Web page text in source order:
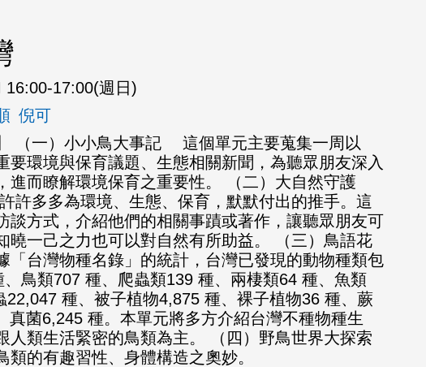
16:00-17:00(週日)
倪可
（一）小小鳥大事記 這個單元主要蒐集一周以
要環境與保育議題、生態相關新聞，為聽眾朋友深入
進而瞭解環境保育之重要性。 （二）大自然守護
多多為環境、生態、保育，默默付出的推手。這
談方式，介紹他們的相關事蹟或著作，讓聽眾朋友可
曉一己之力也可以對自然有所助益。 （三）鳥語花
「台灣物種名錄」的統計，台灣已發現的動物種類包
鳥類707 種、爬蟲類139 種、兩棲類64 種、魚類
22,047 種、被子植物4,875 種、裸子植物36 種、蕨
真菌6,245 種。本單元將多方介紹台灣不種物種生
人類生活緊密的鳥類為主。 （四）野鳥世界大探索
類的有趣習性、身體構造之奧妙。